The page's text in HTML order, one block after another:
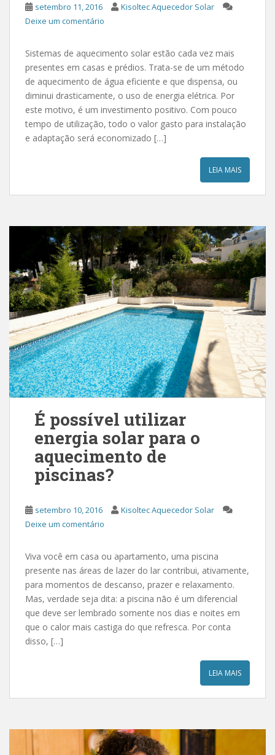
setembro 11, 2016
Kisoltec Aquecedor Solar
Deixe um comentário
Sistemas de aquecimento solar estão cada vez mais
presentes em casas e prédios. Trata-se de um método
de aquecimento de água eficiente e que dispensa, ou
diminui drasticamente, o uso de energia elétrica. Por
este motivo, é um investimento positivo. Com pouco
tempo de utilização, todo o valor gasto para instalação
e adaptação será economizado […]
LEIA MAIS
É possível utilizar
energia solar para o
aquecimento de
piscinas?
setembro 10, 2016
Kisoltec Aquecedor Solar
Deixe um comentário
Viva você em casa ou apartamento, uma piscina
presente nas áreas de lazer do lar contribui, ativamente,
para momentos de descanso, prazer e relaxamento.
Mas, verdade seja dita: a piscina não é um diferencial
que deve ser lembrado somente nos dias e noites em
que o calor mais castiga do que refresca. Por conta
disso, […]
LEIA MAIS